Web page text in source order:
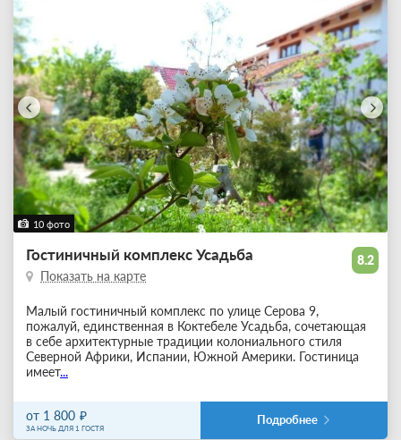
10 фото
8.2
Гостиничный комплекс Усадьба
Показать на карте
Малый гостиничный комплекс по улице Серова 9,
пожалуй, единственная в Коктебеле Усадьба, сочетающая
в себе архитектурные традиции колониального стиля
Северной Африки, Испании, Южной Америки. Гостиница
имеет...
от 1 800
ЗА НОЧЬ ДЛЯ 1 ГОСТЯ
Подробнее